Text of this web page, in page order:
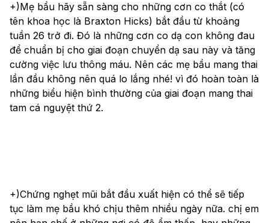
+)Mẹ bầu hãy sẵn sàng cho những cơn co thắt (có
tên khoa học là Braxton Hicks) bắt đầu từ khoảng
tuần 26 trở đi. Đó là những cơn co dạ con không đau
để chuẩn bị cho giai đoạn chuyển dạ sau này và tăng
cường việc lưu thông máu. Nên các mẹ bầu mang thai
lần đầu không nên quá lo lắng nhé! vì đó hoàn toàn là
những biểu hiện bình thường của giai đoạn mang thai
tam cá nguyệt thứ 2.
+)Chứng nghẹt mũi bắt đầu xuất hiện có thể sẽ tiếp
tục làm mẹ bầu khó chịu thêm nhiều ngày nữa. chị em